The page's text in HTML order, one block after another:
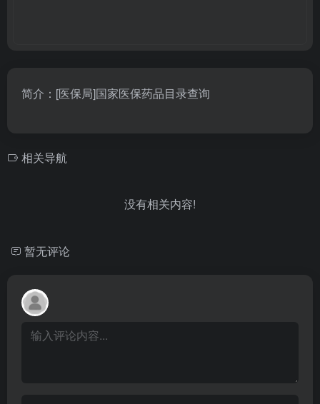
简介：[医保局]国家医保药品目录查询
相关导航
没有相关内容!
暂无评论